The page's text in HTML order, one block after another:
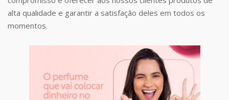
alta qualidade e garantir a satisfação deles em todos os
momentos.